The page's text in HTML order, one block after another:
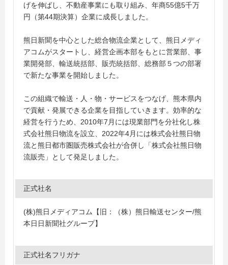
げを伸ばし、不動産事業にも取り組み、年商55億5千万
円（第44期決算）企業に成長しました。
熊日新聞を中心とした総合物流企業として、熊日メディ
アコムがスタートし、経営企画本部をもとに営業部、事
業開発部、輸送統括部、販売統括部、総務部５つの部署
で新たな事業を開始しました。
この組織で輸送・人・物・サービスをつなげ、熊本県内
で貢献・発展できる企業を目指していきます。効率的な
経営を行うため、2010年7月には現業部門を分社化し株
式会社熊日物流を設立、2022年4月には株式会社熊日物
流と熊日都市圏販売株式会社が合併し「株式会社熊日物
流販売」として発足しました。
正式社名
(株)熊日メディアコム【旧：（株）熊日輸送センター/熊
本日日新聞社グループ】
正式社名フリガナ